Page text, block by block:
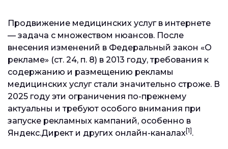
Продвижение медицинских услуг в интернете
— задача с множеством нюансов. После
внесения изменений в Федеральный закон «О
рекламе» (ст. 24, п. 8) в 2013 году, требования к
содержанию и размещению рекламы
медицинских услуг стали значительно строже. В
2025 году эти ограничения по-прежнему
актуальны и требуют особого внимания при
запуске рекламных кампаний, особенно в
Яндекс.Директ и других онлайн-каналах[1] .